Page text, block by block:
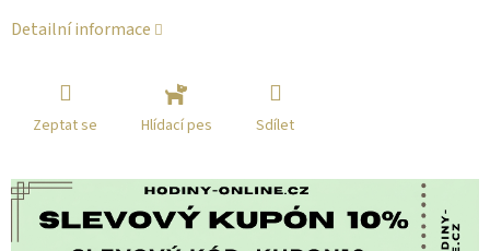
Detailní informace
Zeptat se Hlídací pes Sdílet